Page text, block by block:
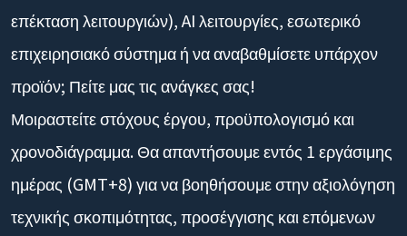
επέκταση λειτουργιών), AI λειτουργίες, εσωτερικό
επιχειρησιακό σύστημα ή να αναβαθμίσετε υπάρχον
προϊόν; Πείτε μας τις ανάγκες σας!
Μοιραστείτε στόχους έργου, προϋπολογισμό και
χρονοδιάγραμμα. Θα απαντήσουμε εντός 1 εργάσιμης
ημέρας (GMT+8) για να βοηθήσουμε στην αξιολόγηση
τεχνικής σκοπιμότητας, προσέγγισης και επόμενων